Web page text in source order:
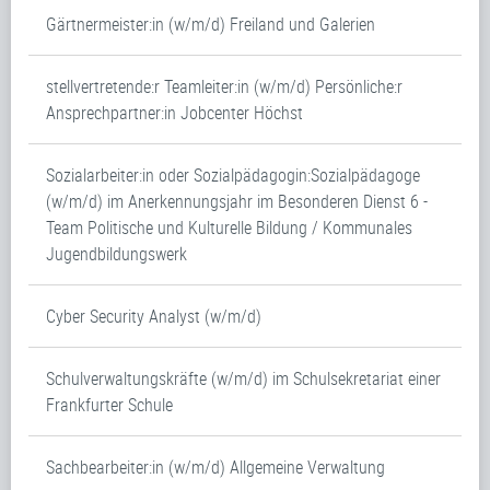
Gärtnermeister:in (w/m/d) Freiland und Galerien
stellvertretende:r Teamleiter:in (w/m/d) Persönliche:r
Ansprechpartner:in Jobcenter Höchst
Sozialarbeiter:in oder Sozialpädagogin:Sozialpädagoge
(w/m/d) im Anerkennungsjahr im Besonderen Dienst 6 -
Team Politische und Kulturelle Bildung / Kommunales
Jugendbildungswerk
Cyber Security Analyst (w/m/d)
Schulverwaltungskräfte (w/m/d) im Schulsekretariat einer
Frankfurter Schule
Sachbearbeiter:in (w/m/d) Allgemeine Verwaltung